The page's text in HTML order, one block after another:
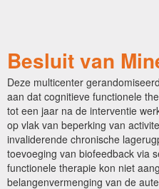
Besluit van
Deze multicenter
aan dat cognitieve functionele
tot een jaar na de interventie
op vlak van beperking van
invaliderende chronische
toevoeging van biofeedback via
functionele therapie kon niet
belangenvermenging van de